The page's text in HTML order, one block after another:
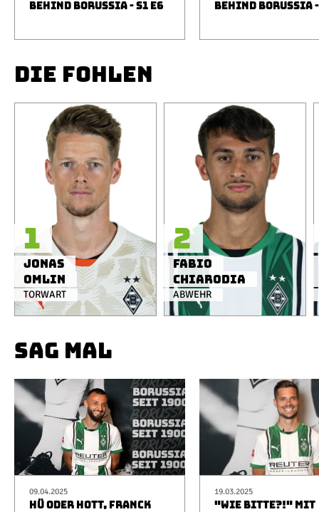
BEHIND BORUSSIA - S1 E6 BEHIND BORUSSIA
DIE FOHLEN
TORWART
Jonas
Omlin
1
ABWEHR
Fabio
Chiarodia
2
SAG MAL
09.04.2025
HÜ ODER HOTT, FRANCK
19.03.2025
"WIE BITTE?!" MIT